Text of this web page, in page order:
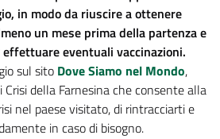
in modo da riuscire a ottenere
un mese prima della partenza e
eventuali vaccinazioni.
sul sito Dove Siamo nel Mondo,
Crisi della Farnesina che consente alla
nel paese visitato, di rintracciarti e
in caso di bisogno.